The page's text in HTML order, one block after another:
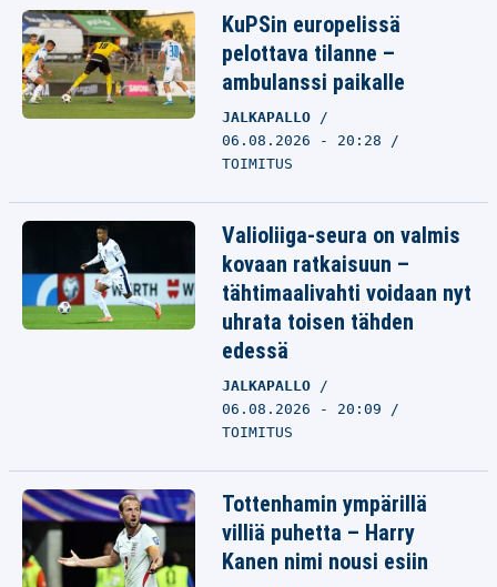
KuPSin europelissä
pelottava tilanne –
ambulanssi paikalle
JALKAPALLO
06.08.2026 - 20:28
TOIMITUS
Valioliiga-seura on valmis
kovaan ratkaisuun –
tähtimaalivahti voidaan nyt
uhrata toisen tähden
edessä
JALKAPALLO
06.08.2026 - 20:09
TOIMITUS
Tottenhamin ympärillä
villiä puhetta – Harry
Kanen nimi nousi esiin